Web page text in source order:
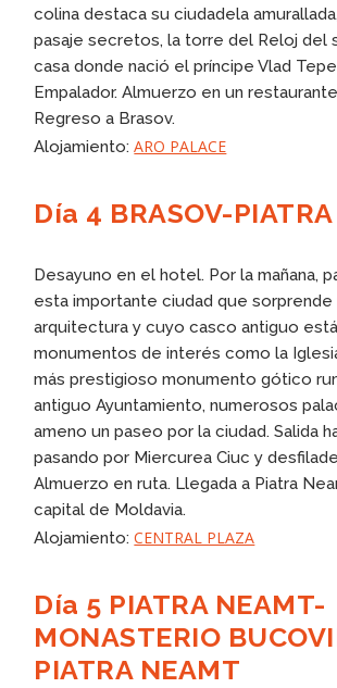
colina destaca su ciudadela
pasaje secretos, la torre del Reloj del
casa donde nació el príncipe Vlad
Empalador. Almuerzo en un
Regreso a Brasov.
Alojamiento:ARO PALACE
Día 4 BRASOV-
Desayuno en el hotel. Por la mañana,
esta importante ciudad que sorprende
arquitectura y cuyo casco antiguo
monumentos de interés como la
más prestigioso monumento gótico
antiguo Ayuntamiento, numerosos
ameno un paseo por la ciudad. Salida
pasando por Miercurea Ciuc y
Almuerzo en ruta. Llegada a Piatra
capital de Moldavia.
Alojamiento:CENTRAL PLAZA
Día 5 PIATRA NEAMT-
MONASTERIO
PIATRA NEAMT